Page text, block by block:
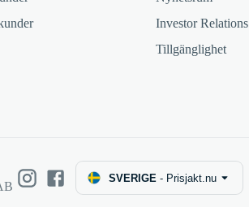
Investor Relations
Tillgänglighet
SVERIGE - Prisjakt.nu